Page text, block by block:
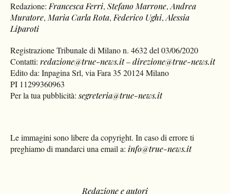
Redazione:Francesca Ferri,Stefano Marrone,Andrea
Muratore,Maria Carla Rota,Federico Ughi,Alessia
Liparoti
Registrazione Tribunale di Milano n. 4632 del 03/06/2020
Contatti:redazione@true-news.it–direzione@true-news.it
Edito da: Inpagina Srl, via Fara 35 20124 Milano
PI 11299360963
Per la tua pubblicità:segreteria@true-news.it
Le immagini sono libere da copyright. In caso di errore ti
preghiamo di mandarci una email a: info@true-news.it
Redazione e autori